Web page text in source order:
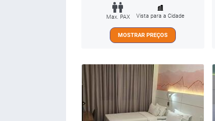
Max. PAX Vista para a Cidade
MOSTRAR PREÇOS